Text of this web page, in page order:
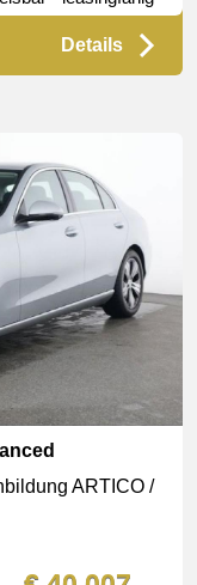
Details
ARTICO /